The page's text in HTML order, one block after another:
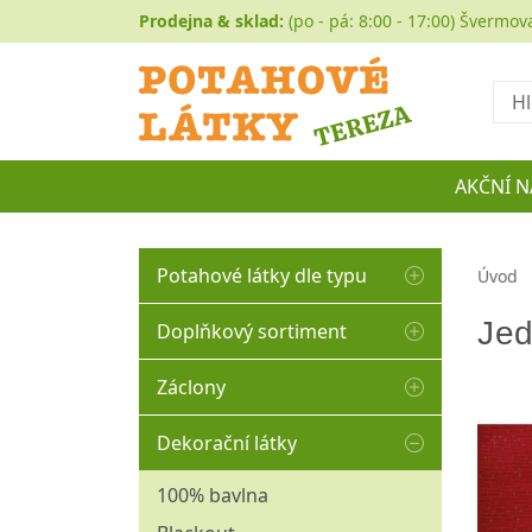
Prodejna & sklad: (po - pá: 8:00 - 17:00)
AKČNÍ
Potahové látky dle typu
Autočalounění
Buklé
Koženka
Historické a gobelíny
Manšestr
Doplňkový sortiment
Matracovina
Molitany
Ozdobné borty
Ozdobné střapce
Záclony
Hladké
Kusové
Organza
Dekorační látky
100% bavlna
Úvod